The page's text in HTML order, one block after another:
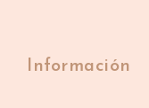
Información